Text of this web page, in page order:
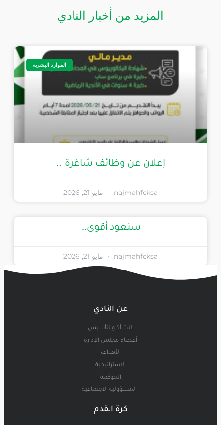
المزيد من أخبار النادي
الموارد البشرية
إعلان عن وظائف شاغرة ..
najmahfcksa مايو 21, 2026
سنعود أقوى…
najmahfcksa مايو 21, 2026
عن النادي
النشأة والتأسيس
أعضاء مجلس الإدارة
الأهداف
الاستراتيجية
الحوكمة
المسؤولية الاجتماعية
كرة القدم